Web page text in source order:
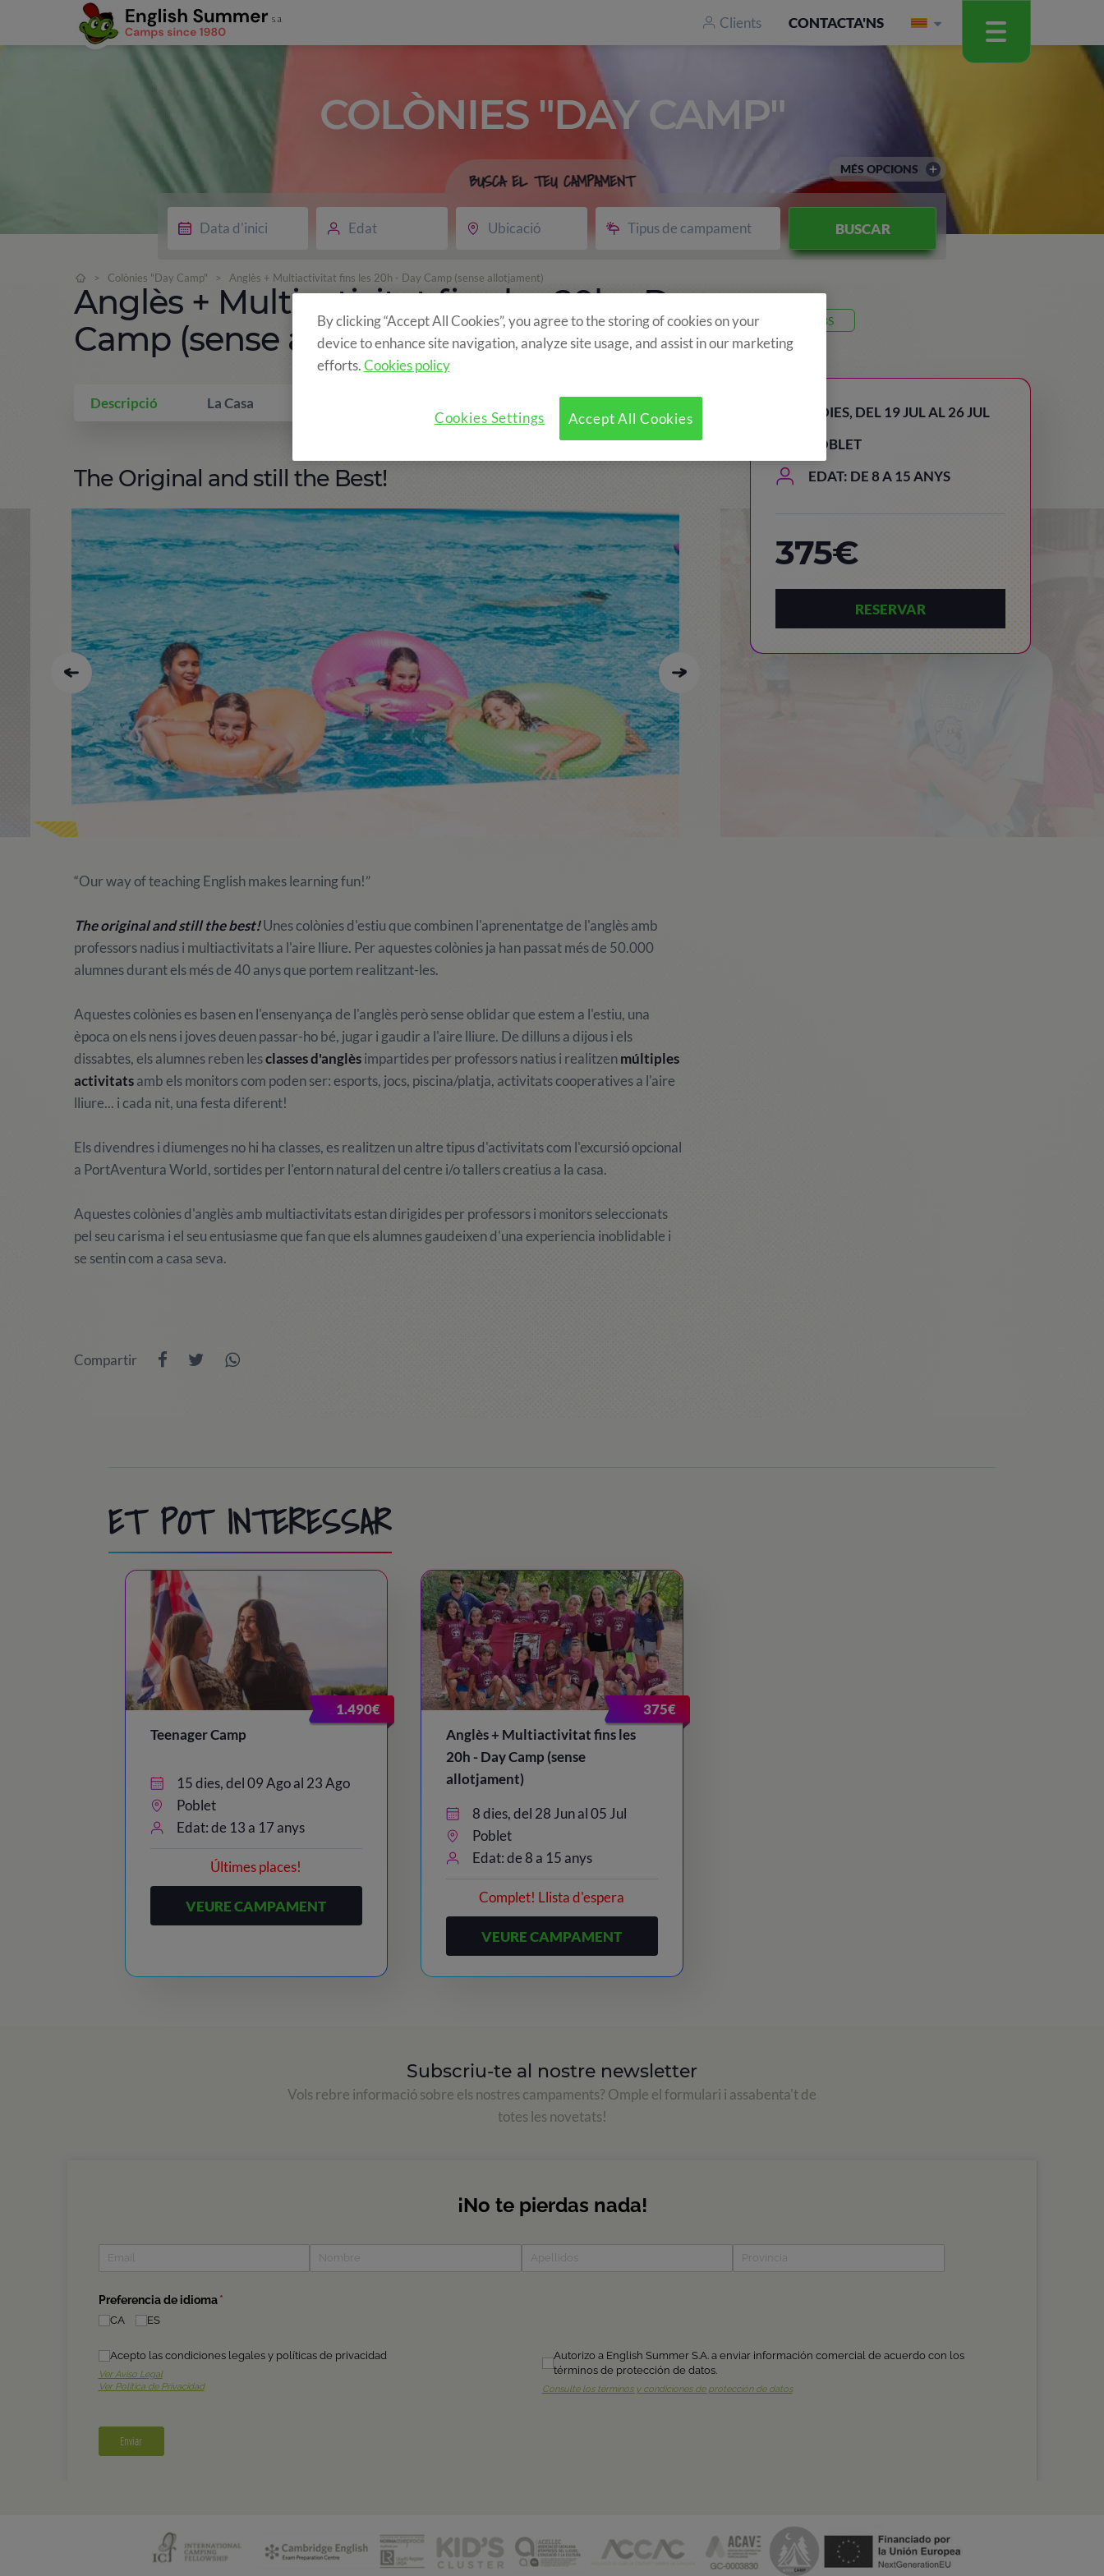
Clients CONTACTA'NS
COLÒNIES "DAY CAMP"
BUSCA EL TEU CAMPAMENT
Edat Ubicació Tipus de campament BUSCAR
MÉS OPCIONS
> Colònies "Day Camp" > Anglès + Multiactivitat fins les 20h - Day Camp (sense allotjament)
Anglès + Multiactivitat fins les 20h - Day
Camp (sense allotjament)
Codi 26C3S
Descripció La Casa Activitats opcionals
8 DIES, DEL 19 JUL AL 26 JUL
POBLET
EDAT: DE 8 A 15 ANYS
375€
RESERVAR
The Original and still the Best!
“Our way of teaching English makes learning fun!”
The original and still the best!Unes colònies d'estiu que combinen l'aprenentatge de l'anglès amb
professors nadius i multiactivitats a l'aire lliure. Per aquestes colònies ja han passat més de 50.000
alumnes durant els més de 40 anys que portem realitzant-les.
Aquestes colònies es basen en l'ensenyança de l'anglès però sense oblidar que estem a l'estiu, una
època on els nens i joves deuen passar-ho bé, jugar i gaudir a l'aire lliure. De dilluns a dijous i els
dissabtes, els alumnes reben lesclasses d'anglèsimpartides per professors natius i realitzenmúltiples
activitatsamb els monitors com poden ser: esports, jocs, piscina/platja, activitats cooperatives a l'aire
lliure... i cada nit, una festa diferent!
Els divendres i diumenges no hi ha classes, es realitzen un altre tipus d'activitats com l'excursió opcional
a PortAventura World, sortides per l'entorn natural del centre i/o tallers creatius a la casa.
Aquestes colònies d'anglès amb multiactivitats estan dirigides per professors i monitors seleccionats
pel seu carisma i el seu entusiasme que fan que els alumnes gaudeixen d'una experiencia inoblidable i
se sentin com a casa seva.
Compartir
ET POT INTERESSAR
1.490€
Teenager Camp
15 dies, del 09 Ago al 23 Ago
Poblet
Edat: de 13 a 17 anys
Últimes places!
VEURE CAMPAMENT
375€
Anglès + Multiactivitat fins les
20h - Day Camp (sense
allotjament)
8 dies, del 28 Jun al 05 Jul
Poblet
Edat: de 8 a 15 anys
Complet! Llista d'espera
VEURE CAMPAMENT
Subscriu-te al nostre newsletter
Vols rebre informació sobre els nostres campaments? Omple el formulari i assabenta't de
totes les novetats!
By clicking “Accept All Cookies”, you agree to the storing of cookies on your
device to enhance site navigation, analyze site usage, and assist in our marketing
efforts.Cookies policy
Accept All Cookies
Cookies Settings